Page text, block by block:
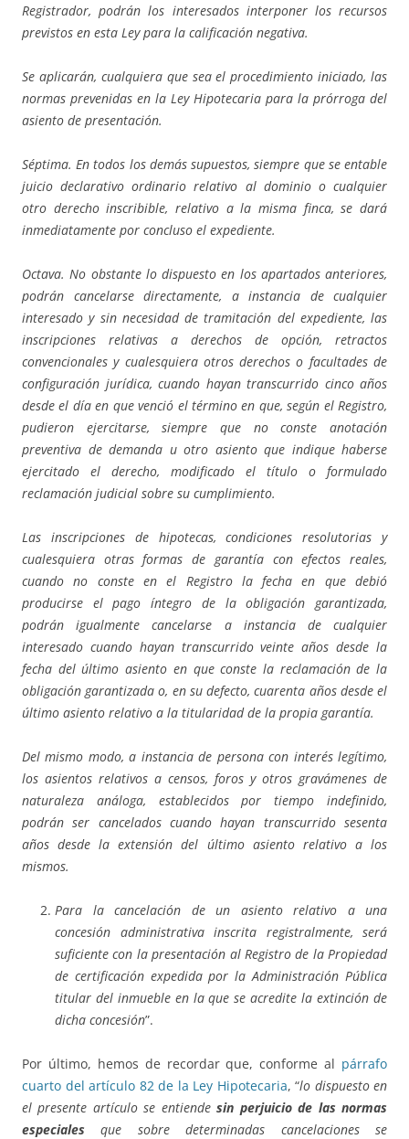
Registrador, podrán los interesados interponer los recursos
previstos en esta Ley para la calificación negativa.
Se aplicarán, cualquiera que sea el procedimiento iniciado, las
normas prevenidas en la Ley Hipotecaria para la prórroga del
asiento de presentación.
Séptima. En todos los demás supuestos, siempre que se entable
juicio declarativo ordinario relativo al dominio o cualquier
otro derecho inscribible, relativo a la misma finca, se dará
inmediatamente por concluso el expediente.
Octava. No obstante lo dispuesto en los apartados anteriores,
podrán cancelarse directamente, a instancia de cualquier
interesado y sin necesidad de tramitación del expediente, las
inscripciones relativas a derechos de opción, retractos
convencionales y cualesquiera otros derechos o facultades de
configuración jurídica, cuando hayan transcurrido cinco años
desde el día en que venció el término en que, según el Registro,
pudieron ejercitarse, siempre que no conste anotación
preventiva de demanda u otro asiento que indique haberse
ejercitado el derecho, modificado el título o formulado
reclamación judicial sobre su cumplimiento.
Las inscripciones de hipotecas, condiciones resolutorias y
cualesquiera otras formas de garantía con efectos reales,
cuando no conste en el Registro la fecha en que debió
producirse el pago íntegro de la obligación garantizada,
podrán igualmente cancelarse a instancia de cualquier
interesado cuando hayan transcurrido veinte años desde la
fecha del último asiento en que conste la reclamación de la
obligación garantizada o, en su defecto, cuarenta años desde el
último asiento relativo a la titularidad de la propia garantía.
Del mismo modo, a instancia de persona con interés legítimo,
los asientos relativos a censos, foros y otros gravámenes de
naturaleza análoga, establecidos por tiempo indefinido,
podrán ser cancelados cuando hayan transcurrido sesenta
años desde la extensión del último asiento relativo a los
mismos.
Para la cancelación de un asiento relativo a una
concesión administrativa inscrita registralmente, será
suficiente con la presentación al Registro de la Propiedad
de certificación expedida por la Administración Pública
titular del inmueble en la que se acredite la extinción de
dicha concesión”.
Por último, hemos de recordar que, conforme al párrafo
cuarto del artículo 82 de la Ley Hipotecaria, “lo dispuesto en
el presente artículo se entiendesin perjuicio de las normas
especiales que sobre determinadas cancelaciones se